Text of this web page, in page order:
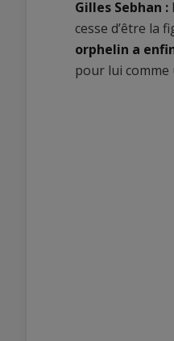
Gilles Sebhan :
cesse d’être la
orphelin a
pour lui comme